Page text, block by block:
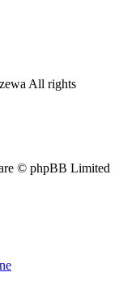
All rights
© phpBB Limited